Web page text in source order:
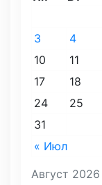
Август 2026
« Июл
3
4
10
11
17
18
24
25
31